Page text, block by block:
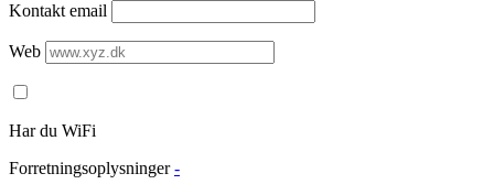
Kontakt email
Web
Har du WiFi
Forretningsoplysninger -